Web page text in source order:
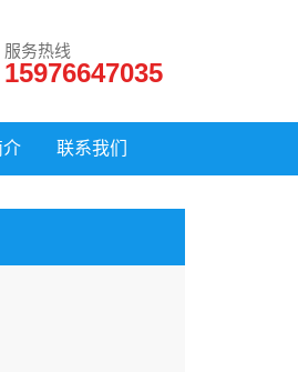
服务热线
15976647035
介 联系我们